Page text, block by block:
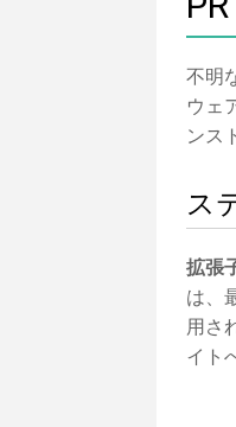
不明
ウェ
ンス
ス
拡張
は、
用さ
イト